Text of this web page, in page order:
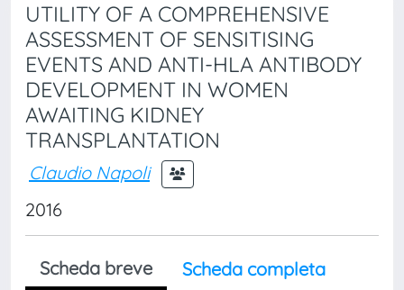
UTILITY OF A COMPREHENSIVE
ASSESSMENT OF SENSITISING
EVENTS AND ANTI-HLA ANTIBODY
DEVELOPMENT IN WOMEN
AWAITING KIDNEY
TRANSPLANTATION
Claudio Napoli
2016
Scheda breve
Scheda completa